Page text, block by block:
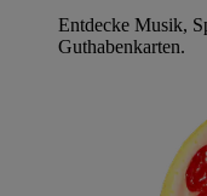
Entdecke Musik,
Guthabenkarten.